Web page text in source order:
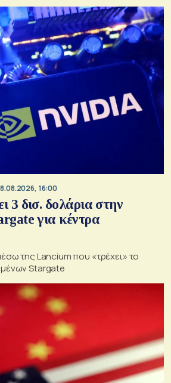
16:00
3 δισ. δολάρια στην
για κέντρα
της Lancium που «τρέχει» το
Stargate